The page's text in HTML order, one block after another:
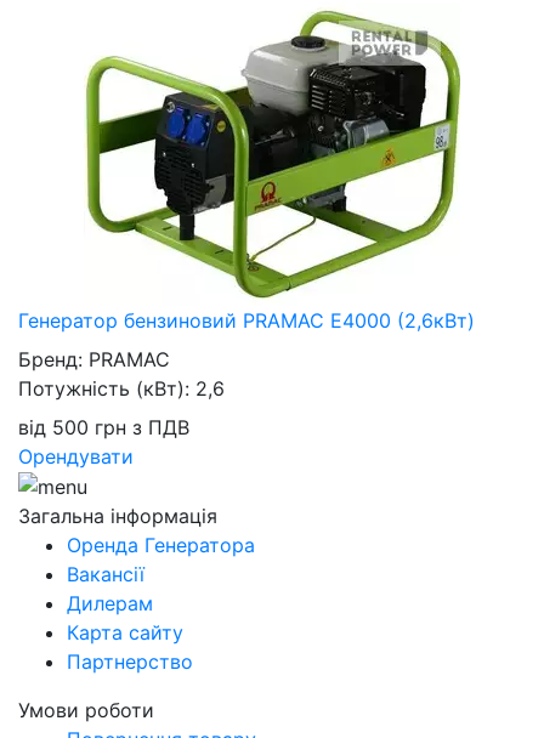
Генератор бензиновий PRAMAC E4000 (2,6кВт)
Бренд: PRAMAC
Потужність (кВт): 2,6
від 500 грн з ПДВ
Орендувати
Загальна інформація
Оренда Генератора
Вакансії
Дилерам
Карта сайту
Партнерство
Умови роботи